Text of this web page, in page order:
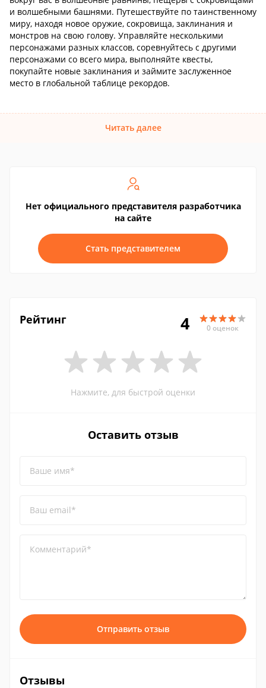
и волшебными башнями. Путешествуйте по таинственному
миру, находя новое оружие, сокровища, заклинания и
монстров на свою голову. Управляйте несколькими
персонажами разных классов, соревнуйтесь с другими
персонажами со всего мира, выполняйте квесты,
покупайте новые заклинания и займите заслуженное
место в глобальной таблице рекордов.
Читать далее
Нет официального представителя разработчика
на сайте
Стать представителем
Рейтинг 4 0 оценок
Нажмите, для быстрой оценки
Оставить отзыв
Ваше имя*
Ваш email*
Комментарий*
Отправить отзыв
Отзывы